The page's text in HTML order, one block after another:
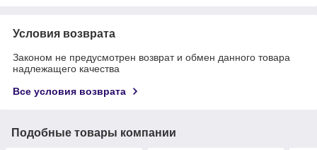
Условия возврата
Законом не предусмотрен возврат и обмен данного товара
надлежащего качества
Все условия возврата
Подобные товары компании